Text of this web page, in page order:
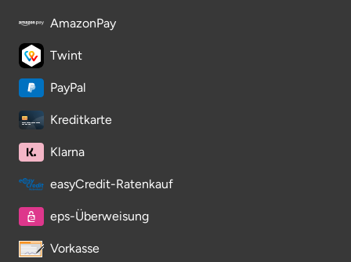
AmazonPay
Twint
PayPal
Kreditkarte
Klarna
easyCredit-Ratenkauf
eps-Überweisung
Vorkasse
Seligenstadt
Speyer
Stade
Stendal
Stettiner Haff
Stormarn